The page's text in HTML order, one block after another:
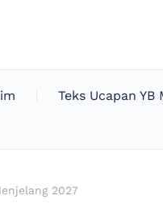
Teks Ucapan YB
2027